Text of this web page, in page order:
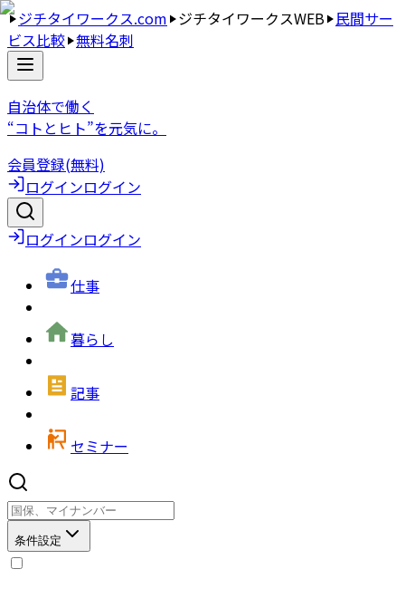
ジチタイワークス.com ジチタイワークスWEB 民間サー
ビス比較 無料名刺
自治体で働く
“コトとヒト”を元気に。
会員登録(無料)
ログインログイン
ログインログイン
仕事
暮らし
記事
セミナー
条件設定